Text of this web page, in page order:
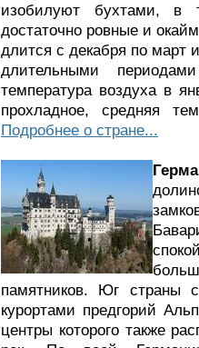
изобилуют бухтами, в
достаточно ровные и
длится с декабря по март
длительными
температура воздуха в
прохладное, средняя
Подробнее о стране...
памятников. Юг страны
курортами предгорий
центры которого также